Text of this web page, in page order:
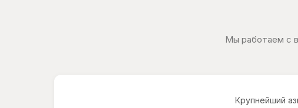
Мы работаем с
Крупнейший